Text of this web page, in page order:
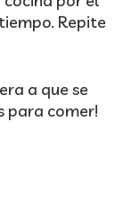
Repite
a que se
para comer!